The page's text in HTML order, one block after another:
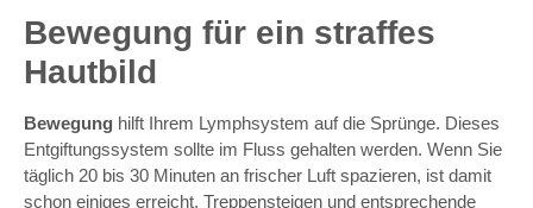
Bewegung für ein straffes
Hautbild
Bewegung hilft Ihrem Lymphsystem auf die Sprünge. Dieses
Entgiftungssystem sollte im Fluss gehalten werden. Wenn Sie
täglich 20 bis 30 Minuten an frischer Luft spazieren, ist damit
schon einiges erreicht. Treppensteigen und entsprechende